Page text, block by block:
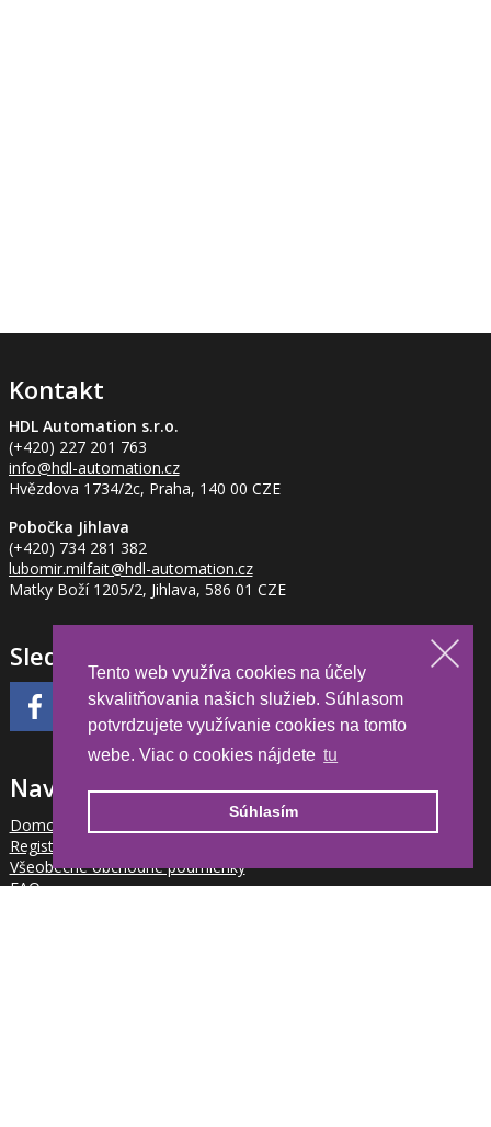
Tento web využíva cookies na účely
skvalitňovania našich služieb. Súhlasom
potvrdzujete využívanie cookies na tomto
webe. Viac o cookies nájdete tu
Súhlasím
Kontakt
HDL Automation s.r.o.
(+420) 227 201 763
info@hdl-automation.cz
Hvězdova 1734/2c, Praha, 140 00 CZE
Pobočka Jihlava
(+420) 734 281 382
lubomir.milfait@hdl-automation.cz
Matky Boží 1205/2, Jihlava, 586 01 CZE
Sledujte nás
Navigace
Domov
Registrácia partnera
Všeobecne obchodné podmienky
FAQ